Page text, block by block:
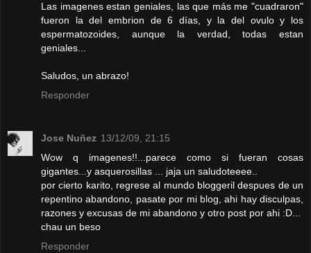
Las imagenes estan geniales, las que más me "cuadraron"
fueron la del embrion de 6 días, y la del ovulo y los
espermatozoides, aunque la verdad, todas estan
geniales...
Saludos, un abrazo!
Responder
Jose Nuñez 13/12/09, 21:15
Wow q imagenes!!...parece como si fueran cosas
gigantes...y asquerosillas ... jaja un saludoteeee..
por cierto karito, regrese al mundo bloggeril despues de un
repentino abandono, pasate por mi blog, ahi hay disculpas,
razones y excusas de mi abandono y otro post por ahi :D...
chau un beso
Responder